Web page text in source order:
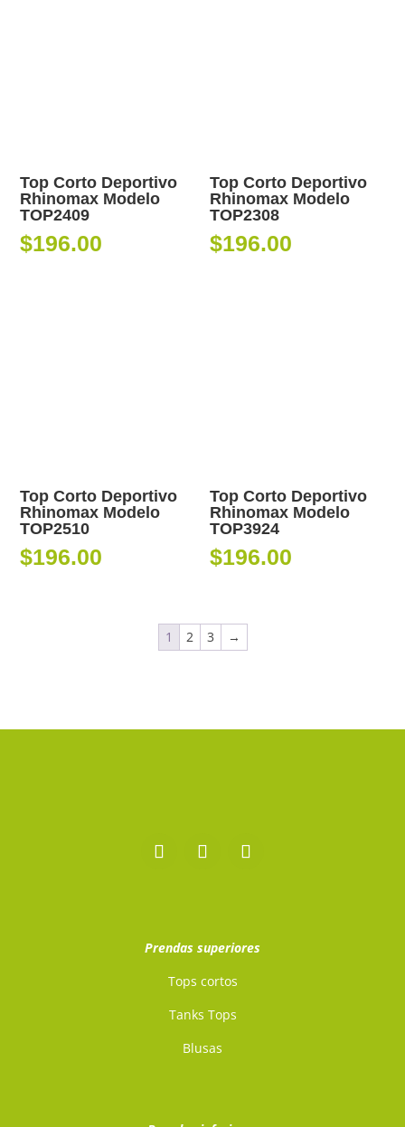
Top Corto Deportivo
Rhinomax Modelo
TOP2409
$196.00
Top Corto Deportivo
Rhinomax Modelo
TOP2308
$196.00
Top Corto Deportivo
Rhinomax Modelo
TOP2510
$196.00
Top Corto Deportivo
Rhinomax Modelo
TOP3924
$196.00
1 2 3 →
Prendas superiores
Tops cortos
Tanks Tops
Blusas